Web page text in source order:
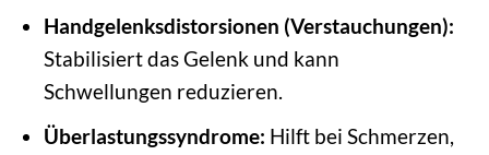
Handgelenksdistorsionen (Verstauchungen):
Stabilisiert das Gelenk und kann
Schwellungen reduzieren.
Überlastungssyndrome: Hilft bei Schmerzen,